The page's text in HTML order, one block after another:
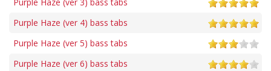
Purple Haze (ver 4) bass tabs
Purple Haze (ver 5) bass tabs
Purple Haze (ver 6) bass tabs